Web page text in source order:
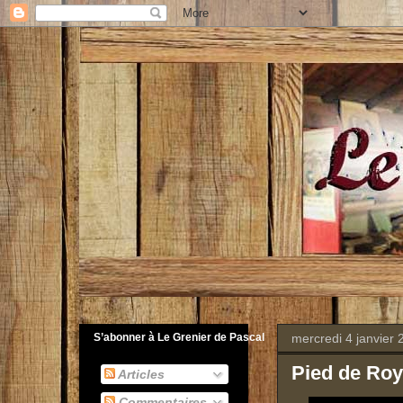
mercredi 4 janvier
Pied de Roy
S’abonner à Le Grenier de Pascal
Articles